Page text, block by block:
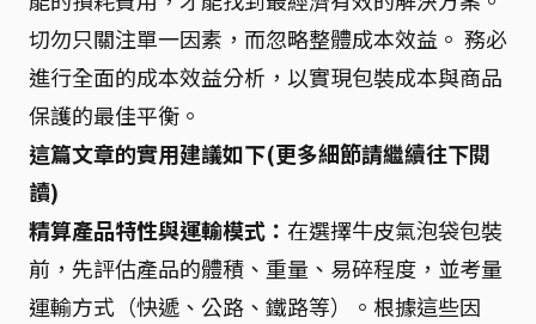
切勿只關注單一因素，而忽略整體成本效益。 務必
進行全面的成本效益分析，以實現包裝成本與商品
保護的最佳平衡。
這篇文章的實用建議如下(更多細節請繼續往下閱
讀)
精算產品特性與運輸模式： 在選擇牛皮氣泡袋包裝
前，先評估產品的體積、重量、易碎程度，並考量
運輸方式（快遞、公路、鐵路等）。根據這些因